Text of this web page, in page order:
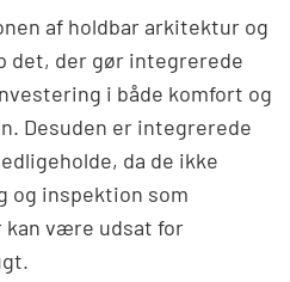
af holdbar arkitektur og
det, der gør integrerede
i både komfort og
Desuden er integrerede
da de ikke
og inspektion som
være udsat for